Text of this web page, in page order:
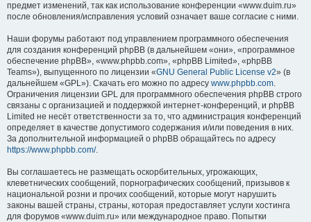
предмет изменений, так как использование конференции «www.duim.ru»
после обновления/исправления условий означает ваше согласие с ними.
Наши форумы работают под управлением программного обеспечения
для создания конференций phpBB (в дальнейшем «они», «программное
обеспечение phpBB», «www.phpbb.com», «phpBB Limited», «phpBB
Teams»), выпущенного по лицензии «GNU General Public License v2» (в
дальнейшем «GPL»). Скачать его можно по адресу www.phpbb.com.
Ограничения лицензии GPL для программного обеспечения phpBB строго
связаны с организацией и поддержкой интернет-конференций, и phpBB
Limited не несёт ответственности за то, что администрация конференций
определяет в качестве допустимого содержания и/или поведения в них.
За дополнительной информацией о phpBB обращайтесь по адресу
https://www.phpbb.com/.
Вы соглашаетесь не размещать оскорбительных, угрожающих,
клеветнических сообщений, порнографических сообщений, призывов к
национальной розни и прочих сообщений, которые могут нарушить
законы вашей страны, страны, которая предоставляет услуги хостинга
для форумов «www.duim.ru» или международное право. Попытки